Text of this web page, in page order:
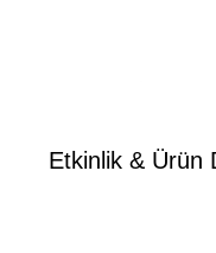
Etkinlik & Ürün